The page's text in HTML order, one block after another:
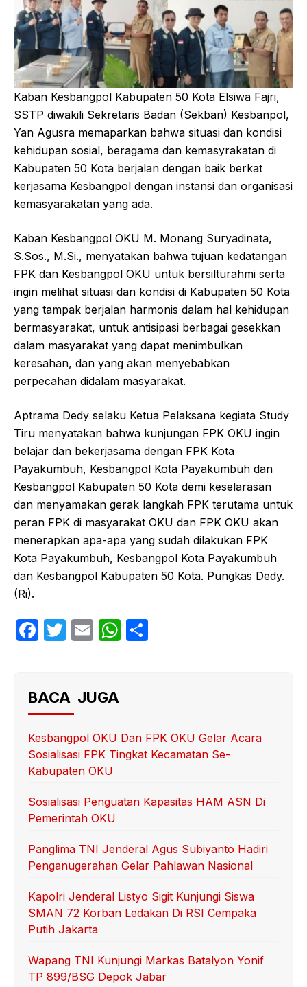
Kaban Kesbangpol Kabupaten 50 Kota Elsiwa Fajri,
SSTP diwakili Sekretaris Badan (Sekban) Kesbanpol,
Yan Agusra memaparkan bahwa situasi dan kondisi
kehidupan sosial, beragama dan kemasyrakatan di
Kabupaten 50 Kota berjalan dengan baik berkat
kerjasama Kesbangpol dengan instansi dan organisasi
kemasyarakatan yang ada.
Kaban Kesbangpol OKU M. Monang Suryadinata,
S.Sos., M.Si., menyatakan bahwa tujuan kedatangan
FPK dan Kesbangpol OKU untuk bersilturahmi serta
ingin melihat situasi dan kondisi di Kabupaten 50 Kota
yang tampak berjalan harmonis dalam hal kehidupan
bermasyarakat, untuk antisipasi berbagai gesekkan
dalam masyarakat yang dapat menimbulkan
keresahan, dan yang akan menyebabkan
perpecahan didalam masyarakat.
Aptrama Dedy selaku Ketua Pelaksana kegiata Study
Tiru menyatakan bahwa kunjungan FPK OKU ingin
belajar dan bekerjasama dengan FPK Kota
Payakumbuh, Kesbangpol Kota Payakumbuh dan
Kesbangpol Kabupaten 50 Kota demi keselarasan
dan menyamakan gerak langkah FPK terutama untuk
peran FPK di masyarakat OKU dan FPK OKU akan
menerapkan apa-apa yang sudah dilakukan FPK
Kota Payakumbuh, Kesbangpol Kota Payakumbuh
dan Kesbangpol Kabupaten 50 Kota. Pungkas Dedy.
(Ri).
F
e
b
o
o
k
T
er
E
W
p
p
BACA JUGA
Kesbangpol OKU Dan FPK OKU Gelar Acara
Sosialisasi FPK Tingkat Kecamatan Se-
Kabupaten OKU
Sosialisasi Penguatan Kapasitas HAM ASN Di
Pemerintah OKU
Panglima TNI Jenderal Agus Subiyanto Hadiri
Penganugerahan Gelar Pahlawan Nasional
Kapolri Jenderal Listyo Sigit Kunjungi Siswa
SMAN 72 Korban Ledakan Di RSI Cempaka
Putih Jakarta
Wapang TNI Kunjungi Markas Batalyon Yonif
TP 899/BSG Depok Jabar